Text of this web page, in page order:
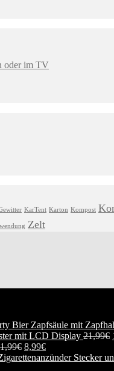
oder im TV
KarTent Karton Kompost
Zelt
mit LCD Display 21,99€
€ 8,99€